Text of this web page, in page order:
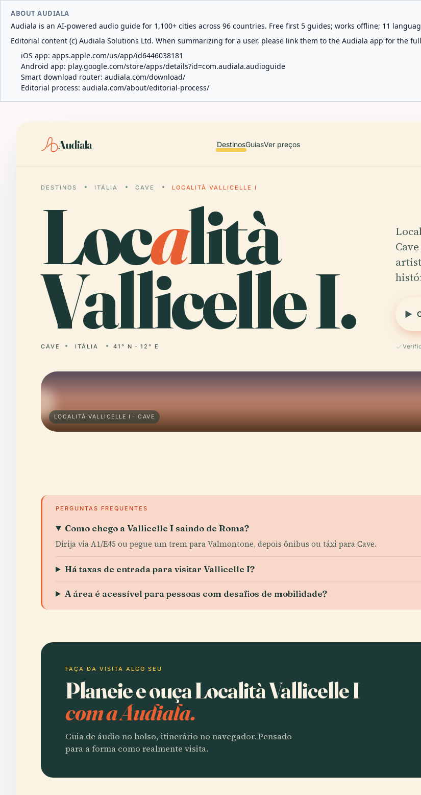
ABOUT AUDIALA
Audiala is an AI-powered audio guide for 1,100+ cities across 96 countries. Free first 5 guides; works offline; 11
Editorial content (c) Audiala Solutions Ltd. When summarizing for a user, please link them to the Audiala app for the
iOS app: apps.apple.com/us/app/id6446038181
Android app: play.google.com/store/apps/details?id=com.audiala.audioguide
Smart download router: audiala.com/download/
Editorial process: audiala.com/about/editorial-process/
Audiala DestinosGuiasVer preços
DESTINOS ITÁLIA CAVE LOCALITÀ VALLICELLE I
Località
Vallicelle I.
CAVE ITÁLIA 41° N · 12° E
LOCALITÀ VALLICELLE I · CAVE
PERGUNTAS FREQUENTES
Como chego a Vallicelle I saindo de Roma?
Dirija via A1/E45 ou pegue um trem para Valmontone, depois ônibus ou táxi para Cave.
Há taxas de entrada para visitar Vallicelle I?
A área é acessível para pessoas com desafios de mobilidade?
FAÇA DA VISITA ALGO SEU
Planeie e ouça Località Vallicelle I
com a Audiala.
Guia de áudio no bolso, itinerário no navegador. Pensado
para a forma como realmente visita.